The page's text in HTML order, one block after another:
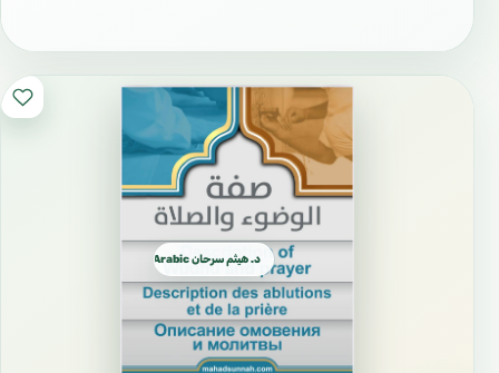
د. هيثم سرحان Arabic العربية